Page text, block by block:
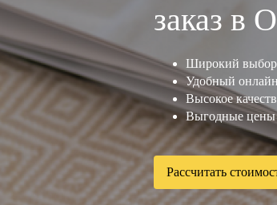
заказ в
Широкий
Удобный
Высокое
Выгодные цены
Рассчитать